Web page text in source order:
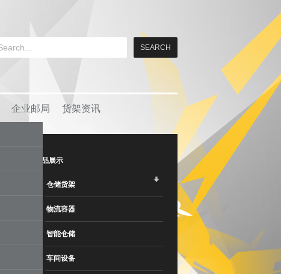
企业邮局 货架资讯
产品展示
仓储货架
物流容器
智能仓储
车间设备